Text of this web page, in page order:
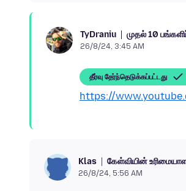
TyDraniu முதல் 10
26/8/24, 3:45 AM
தீர்வு தேர்ந்தெடுக்கப்பட்டது
https://
Klas கேள்வியின்
26/8/24, 5:56 AM